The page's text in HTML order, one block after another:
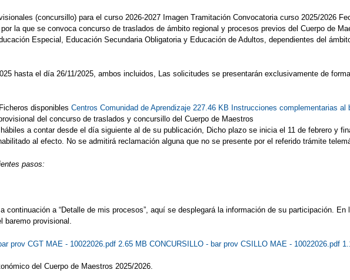
(concursillo) para el curso 2026-2027 Imagen Tramitación Convocatoria curso 2025/2026
la que se convoca concurso de traslados de ámbito regional y procesos previos del Cuerpo de
Especial, Educación Secundaria Obligatoria y Educación de Adultos, dependientes del
hasta el día 26/11/2025, ambos incluidos, Las solicitudes se presentarán exclusivamente de
Ficheros disponibles Centros Comunidad de Aprendizaje 227.46 KB Instrucciones complementarias
del concurso de traslados y concursillo del Cuerpo de Maestros
a contar desde el día siguiente al de su publicación, Dicho plazo se inicia el 11 de febrero y
al efecto. No se admitirá reclamación alguna que no se presente por el referido trámite
pasos:
a “Detalle de mis procesos”, aquí se desplegará la información de su participación.
baremo provisional.
prov CGT MAE - 10022026.pdf 2.65 MB CONCURSILLO - bar prov CSILLO MAE - 10022026.pdf
del Cuerpo de Maestros 2025/2026.